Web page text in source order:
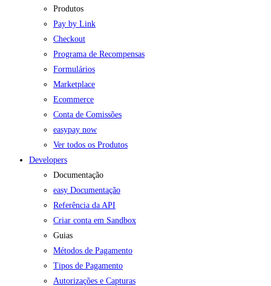
Produtos
Pay by Link
Checkout
Programa de Recompensas
Formulários
Marketplace
Ecommerce
Conta de Comissões
easypay now
Ver todos os Produtos
Developers
Documentação
easy Documentação
Referência da API
Criar conta em Sandbox
Guias
Métodos de Pagamento
Tipos de Pagamento
Autorizações e Capturas